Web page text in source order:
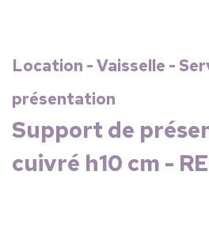
Location - Vaisselle -
présentation
Support de
cuivré h10 cm -